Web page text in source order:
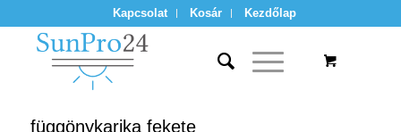
Kapcsolat Kosár Kezdőlap
függönykarika fekete